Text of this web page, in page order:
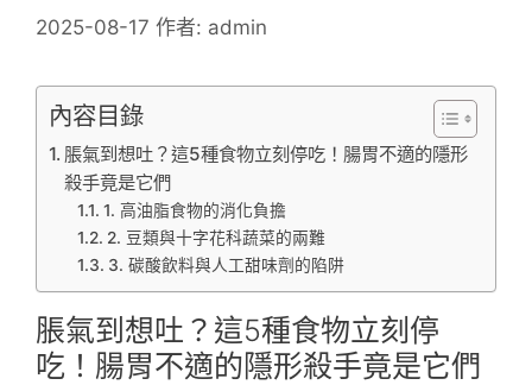
2025-08-17 作者: admin
內容目錄
脹氣到想吐？這5種食物立刻停吃！腸胃不適的隱形
殺手竟是它們
1. 高油脂食物的消化負擔
2. 豆類與十字花科蔬菜的兩難
3. 碳酸飲料與人工甜味劑的陷阱
脹氣到想吐？這5種食物立刻停
吃！腸胃不適的隱形殺手竟是它們